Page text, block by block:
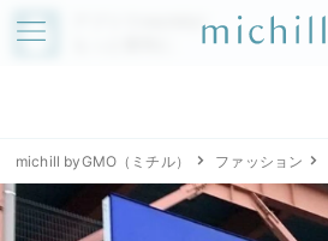
アプリでmichillが
michill byGMO（ミチル） ファッション